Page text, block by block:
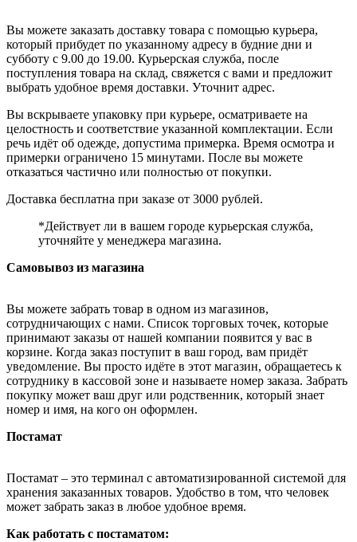
Вы можете заказать доставку товара с помощью курьера,
который прибудет по указанному адресу в будние дни и
субботу с 9.00 до 19.00. Курьерская служба, после
поступления товара на склад, свяжется с вами и предложит
выбрать удобное время доставки. Уточнит адрес.
Вы вскрываете упаковку при курьере, осматриваете на
целостность и соответствие указанной комплектации. Если
речь идёт об одежде, допустима примерка. Время осмотра и
примерки ограничено 15 минутами. После вы можете
отказаться частично или полностью от покупки.
Доставка бесплатна при заказе от 3000 рублей.
*Действует ли в вашем городе курьерская служба,
уточняйте у менеджера магазина.
Самовывоз из магазина
Вы можете забрать товар в одном из магазинов,
сотрудничающих с нами. Список торговых точек, которые
принимают заказы от нашей компании появится у вас в
корзине. Когда заказ поступит в ваш город, вам придёт
уведомление. Вы просто идёте в этот магазин, обращаетесь к
сотруднику в кассовой зоне и называете номер заказа. Забрать
покупку может ваш друг или родственник, который знает
номер и имя, на кого он оформлен.
Постамат
Постамат – это терминал с автоматизированной системой для
хранения заказанных товаров. Удобство в том, что человек
может забрать заказ в любое удобное время.
Как работать с постаматом: